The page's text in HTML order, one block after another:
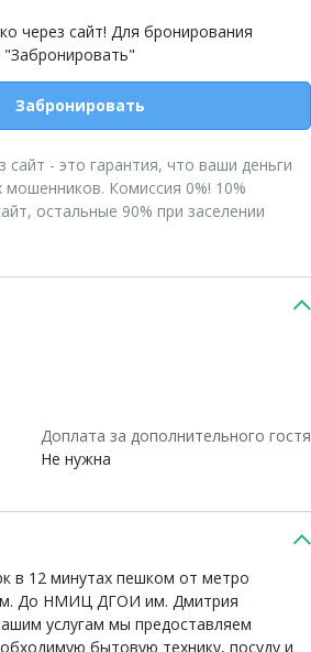
через сайт! Для бронирования
"Забронировать"
Забронировать
сайт - это гарантия, что ваши деньги
мошенников. Комиссия 0%! 10%
остальные 90% при заселении
Доплата за дополнительного гостя
Не нужна
в 12 минутах пешком от метро
км. До НМИЦ ДГОИ им. Дмитрия
услугам мы предоставляем
бытовую технику, посуду и